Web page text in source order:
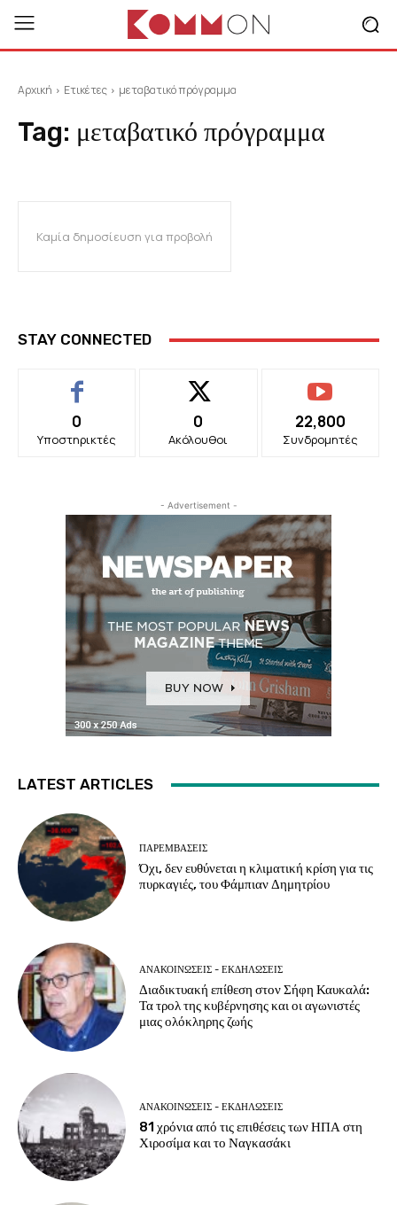
Αρχική Ετικέτες μεταβατικό πρόγραμμα
Tag: μεταβατικό πρόγραμμα
Καμία δημοσίευση για προβολή
STAY CONNECTED
0
Υποστηρικτές
0
Ακόλουθοι
22,800
Συνδρομητές
- Advertisement -
LATEST ARTICLES
ΠΑΡΕΜΒΑΣΕΙΣ
Όχι, δεν ευθύνεται η κλιματική κρίση για τις
πυρκαγιές, του Φάμπιαν Δημητρίου
ΑΝΑΚΟΙΝΩΣΕΙΣ - ΕΚΔΗΛΩΣΕΙΣ
Διαδικτυακή επίθεση στον Σήφη Καυκαλά:
Τα τρολ της κυβέρνησης και οι αγωνιστές
μιας ολόκληρης ζωής
ΑΝΑΚΟΙΝΩΣΕΙΣ - ΕΚΔΗΛΩΣΕΙΣ
81 χρόνια από τις επιθέσεις των ΗΠΑ στη
Χιροσίμα και το Ναγκασάκι